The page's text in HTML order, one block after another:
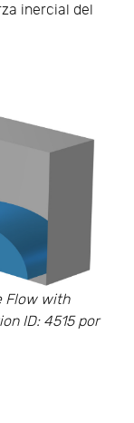
inercial del
Flow with
ID: 4515 por